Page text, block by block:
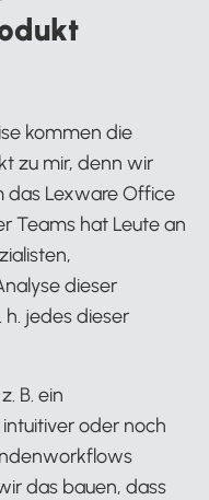
kommen die
zu mir, denn wir
das Lexware Office
Teams hat Leute an
dieser
h. jedes dieser
B. ein
oder noch
das bauen, dass